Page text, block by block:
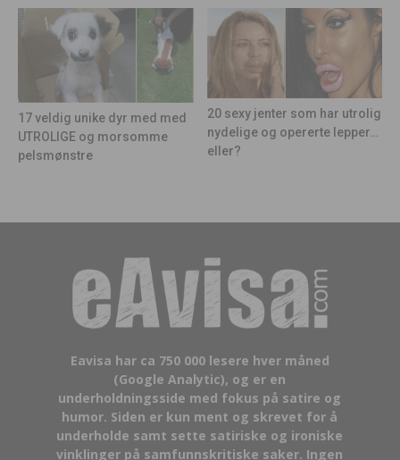
17 veldig unike dyr med med
UTROLIGE og morsomme
pelsmønstre
20 sexy jenter som har utrolig
nydelige og opererte lepper…
eller?
Eavisa har ca 750 000 lesere hver måned
(Google Analytic), og er en
underholdningsside med fokus på satire og
humor. Siden er kun ment og skrevet for å
underholde samt sette satiriske og ironiske
vinklinger på samfunnskritiske saker. Ingen